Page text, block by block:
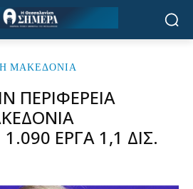
ΜΑΚΕΔΟΝΙΑ
ΠΕΡΙΦΈΡΕΙΑ
ΈΡΓΑ 1,1 ΔΙΣ.